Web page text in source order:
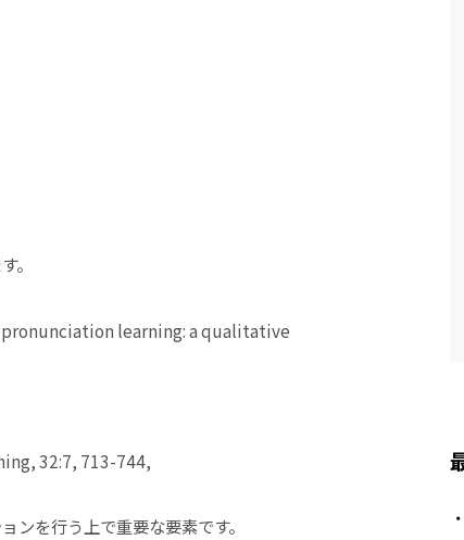
。
learning: a qualitative
32:7, 713-744,
ンを行う上で重要な要素です。